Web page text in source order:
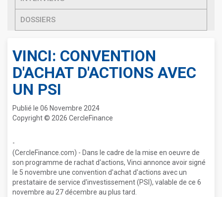
DOSSIERS
VINCI: CONVENTION
D'ACHAT D'ACTIONS AVEC
UN PSI
Publié le 06 Novembre 2024
Copyright © 2026 CercleFinance
-
(CercleFinance.com) - Dans le cadre de la mise en oeuvre de
son programme de rachat d'actions, Vinci annonce avoir signé
le 5 novembre une convention d'achat d'actions avec un
prestataire de service d'investissement (PSI), valable de ce 6
novembre au 27 décembre au plus tard.